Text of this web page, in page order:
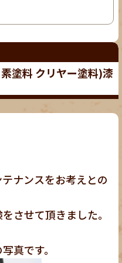
塗料 クリヤー塗料)漆
ナンスをお考えとの
させて頂きました。
真です。